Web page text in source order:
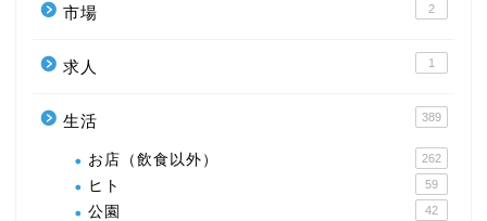
市場 2
求人 1
生活 389
お店（飲食以外） 262
ヒト 59
公園 42